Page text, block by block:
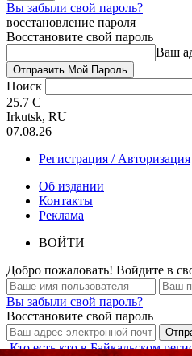
Вы забыли свой пароль?
восстановление пароля
Восстановите свой пароль
Ваш
Поиск
25.7 C
Irkutsk, RU
07.08.26
Регистрация / Авторизация
Об издании
Контакты
Реклама
ВОЙТИ
Добро пожаловать! Войдите в
Вы забыли свой пароль?
Восстановите свой пароль
Кто есть кто в Байкальском